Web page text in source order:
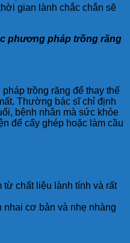
gian lành chắc chắn sẽ
phương pháp trồng răng
trồng răng để thay thế
Thường bác sĩ chỉ định
bệnh nhân mà sức khỏe
để cấy ghép hoặc làm cầu
từ chất liệu lành tính và rất
cơ bản và nhẹ nhàng